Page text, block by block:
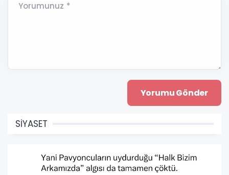
Yorumunuz *
SİYASET